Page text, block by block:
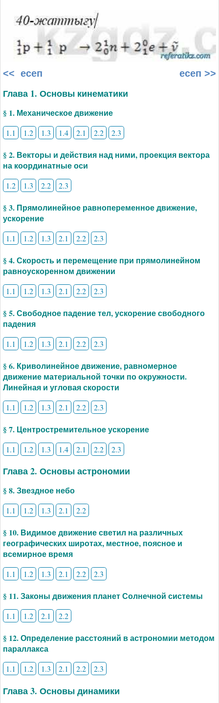
<< есеп есеп >>
Глава 1. Основы кинематики
§ 1. Механическое движение
1.1 1.2 1.3 1.4 2.1 2.2 2.3
§ 2. Векторы и действия над ними, проекция вектора
на координатные оси
1.2 1.3 2.2 2.3
§ 3. Прямолинейное равнопеременное движение,
ускорение
1.1 1.2 1.3 2.1 2.2 2.3
§ 4. Скорость и перемещение при прямолинейном
равноускоренном движении
1.1 1.2 1.3 2.1 2.2 2.3
§ 5. Свободное падение тел, ускорение свободного
падения
1.1 1.2 1.3 2.1 2.2 2.3
§ 6. Криволинейное движение, равномерное
движение материальной точки по окружности.
Линейная и угловая скорости
1.1 1.2 1.3 2.1 2.2 2.3
§ 7. Центростремительное ускорение
1.1 1.2 1.3 1.4 2.1 2.2 2.3
Глава 2. Основы астрономии
§ 8. Звездное небо
1.1 1.2 1.3 2.1 2.2
§ 10. Видимое движение светил на различных
географических широтах, местное, поясное и
всемирное время
1.1 1.2 1.3 2.1 2.2 2.3
§ 11. Законы движения планет Солнечной системы
1.1 1.2 2.1 2.2
§ 12. Определение расстояний в астрономии методом
параллакса
1.1 1.2 1.3 2.1 2.2 2.3
Глава 3. Основы динамики